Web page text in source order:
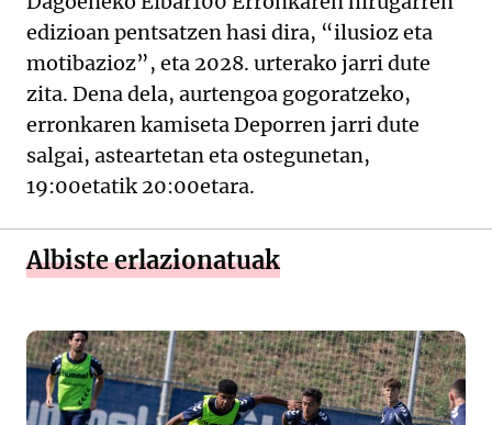
edizioan pentsatzen hasi dira, “ilusioz eta
motibazioz”, eta 2028. urterako jarri dute
zita. Dena dela, aurtengoa gogoratzeko,
erronkaren kamiseta Deporren jarri dute
salgai, asteartetan eta ostegunetan,
19:00etatik 20:00etara.
Albiste erlazionatuak